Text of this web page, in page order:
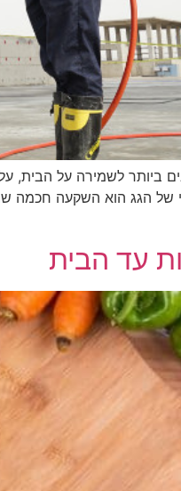
ביותר לשמירה על הבית,
של הגג הוא השקעה חכמה
עד הבית